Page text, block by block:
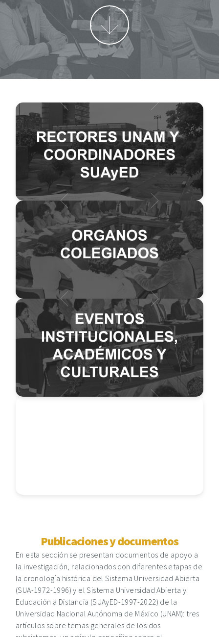
Ver Rectores
Publicaciones y documentos
En esta sección se presentan documentos de apoyo a
la investigación, relacionados con diferentes etapas de
la cronología histórica del Sistema Universidad Abierta
(SUA-1972-1996) y el Sistema Universidad Abierta y
Educación a Distancia (SUAyED-1997-2022) de la
Universidad Nacional Autónoma de México (UNAM): tres
artículos sobre temas generales de los dos